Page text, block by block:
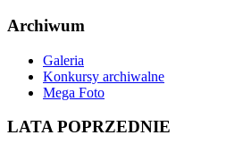
Archiwum
Galeria
Konkursy archiwalne
Mega Foto
LATA POPRZEDNIE